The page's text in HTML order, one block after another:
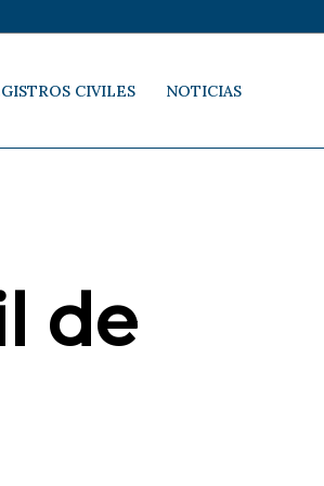
CIVILES NOTICIAS
de